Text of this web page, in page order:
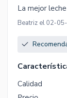
La mejor
Beatriz el 02-
Calidad